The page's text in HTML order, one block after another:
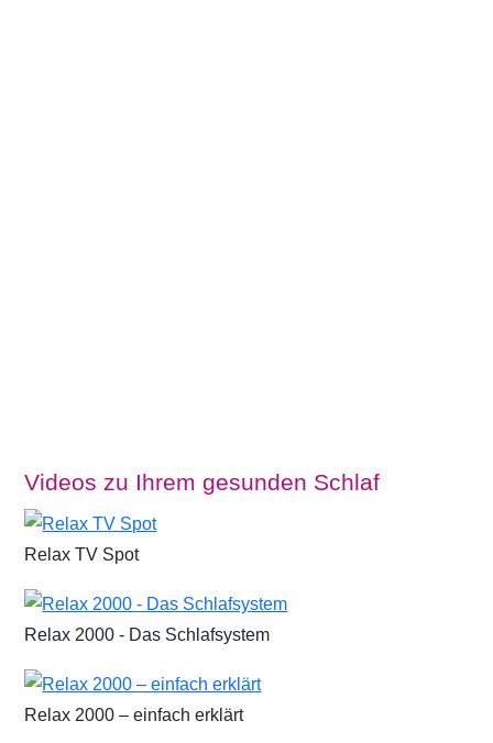
Videos zu Ihrem gesunden Schlaf
Relax TV Spot
Relax 2000 - Das Schlafsystem
Relax 2000 – einfach erklärt